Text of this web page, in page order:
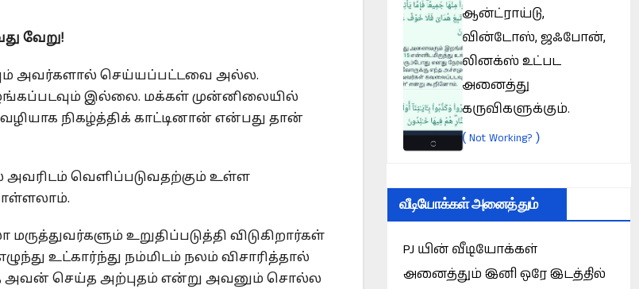
வேறு!
அவர்களால் செய்யப்பட்டவை அல்ல.
இல்லை. மக்கள் முன்னிலையில்
நிகழ்த்திக் காட்டினான் என்பது தான்
அவரிடம் வெளிப்படுவதற்கும் உள்ள
உறுதிப்படுத்தி விடுகிறார்கள்
உட்கார்ந்து நம்மிடம் நலம் விசாரித்தால்
அவன் செய்த அற்புதம் என்று அவனும் சொல்ல
ஆன்ட்ராய்டு,
வின்டோஸ், ஜஃபோன்,
லினக்ஸ் உட்பட
அனைத்து
கருவிகளுக்கும்.
(Not Working? )
வீடியோக்கள் அனைத்தும்
PJ யின் வீடியோக்கள்
அனைத்தும் இனி ஒரே இடத்தில்